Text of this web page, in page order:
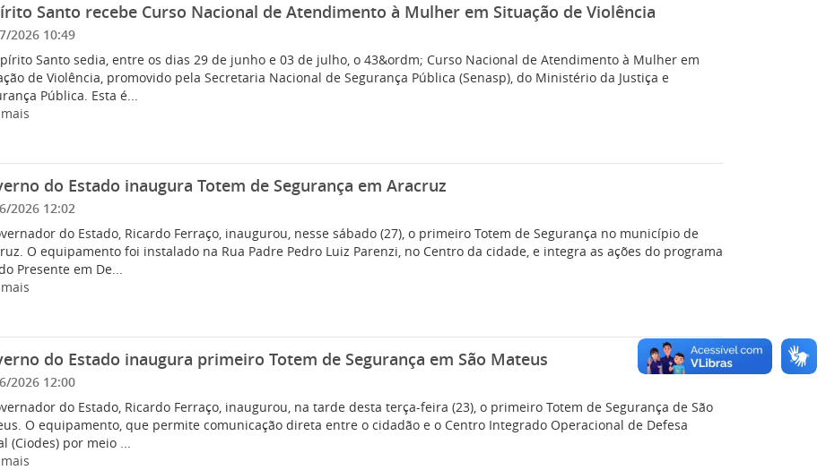
Santo recebe Curso Nacional de Atendimento à Mulher em Situação de Violência
2026 10:49
Santo sedia, entre os dias 29 de junho e 03 de julho, o 43&ordm; Curso Nacional de Atendimento à Mulher em
de Violência, promovido pela Secretaria Nacional de Segurança Pública (Senasp), do Ministério da Justiça e
Pública. Esta é...
do Estado inaugura Totem de Segurança em Aracruz
2026 12:02
do Estado, Ricardo Ferraço, inaugurou, nesse sábado (27), o primeiro Totem de Segurança no município de
O equipamento foi instalado na Rua Padre Pedro Luiz Parenzi, no Centro da cidade, e integra as ações do programa
Presente em De...
do Estado inaugura primeiro Totem de Segurança em São Mateus
2026 12:00
do Estado, Ricardo Ferraço, inaugurou, na tarde desta terça-feira (23), o primeiro Totem de Segurança de São
O equipamento, que permite comunicação direta entre o cidadão e o Centro Integrado Operacional de Defesa
(Ciodes) por meio ...